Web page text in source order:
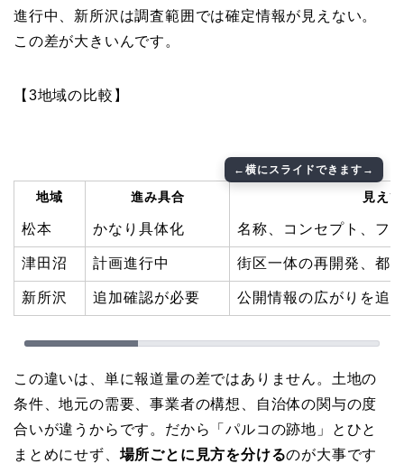
進行中、新所沢は調査範囲では確定情報が見えない。
この差が大きいんです。
【3地域の比較】
地域 進み具合 見え
松本 かなり具体化 名称、コンセプト、フ
津田沼 計画進行中 街区一体の再開発、都
新所沢 追加確認が必要 公開情報の広がりを追
この違いは、単に報道量の差ではありません。土地の
条件、地元の需要、事業者の構想、自治体の関与の度
合いが違うからです。だから「パルコの跡地」とひと
まとめにせず、 場所ごとに見方を分けるのが大事です